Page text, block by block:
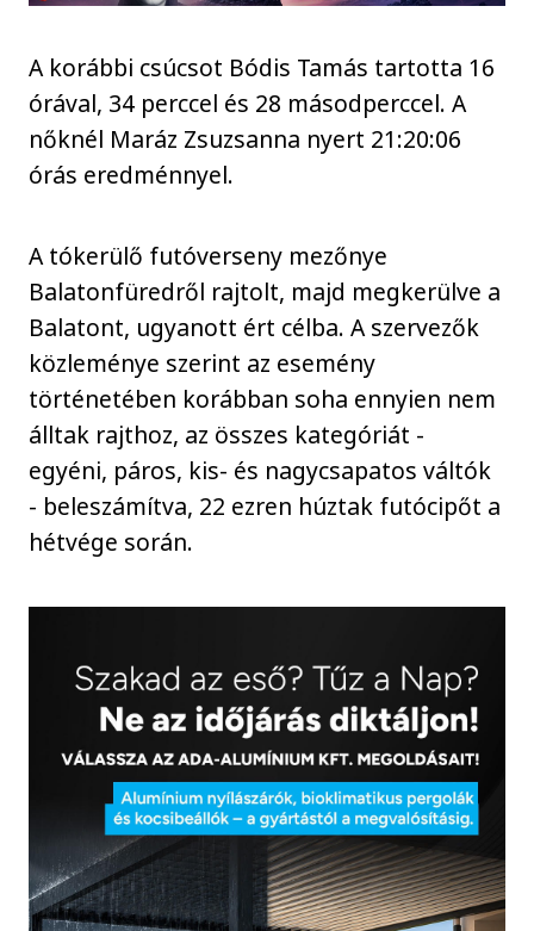
A korábbi csúcsot Bódis Tamás tartotta 16
órával, 34 perccel és 28 másodperccel. A
nőknél Maráz Zsuzsanna nyert 21:20:06
órás eredménnyel.
A tókerülő futóverseny mezőnye
Balatonfüredről rajtolt, majd megkerülve a
Balatont, ugyanott ért célba. A szervezők
közleménye szerint az esemény
történetében korábban soha ennyien nem
álltak rajthoz, az összes kategóriát -
egyéni, páros, kis- és nagycsapatos váltók
- beleszámítva, 22 ezren húztak futócipőt a
hétvége során.